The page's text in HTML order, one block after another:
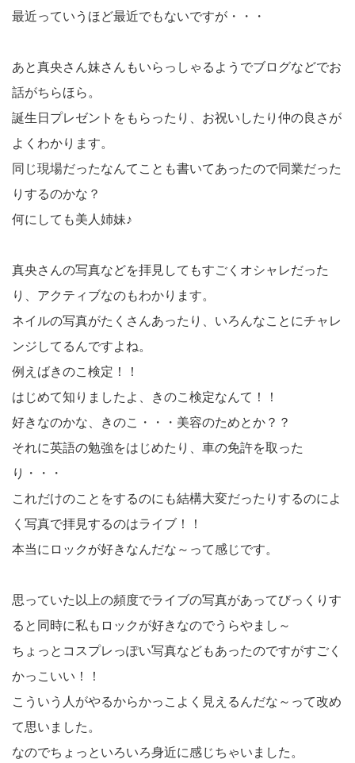
最近っていうほど最近でもないですが・・・
あと真央さん妹さんもいらっしゃるようでブログなどでお
話がちらほら。
誕生日プレゼントをもらったり、お祝いしたり仲の良さが
よくわかります。
同じ現場だったなんてことも書いてあったので同業だった
りするのかな？
何にしても美人姉妹♪
真央さんの写真などを拝見してもすごくオシャレだった
り、アクティブなのもわかります。
ネイルの写真がたくさんあったり、いろんなことにチャレ
ンジしてるんですよね。
例えばきのこ検定！！
はじめて知りましたよ、きのこ検定なんて！！
好きなのかな、きのこ・・・美容のためとか？？
それに英語の勉強をはじめたり、車の免許を取った
り・・・
これだけのことをするのにも結構大変だったりするのによ
く写真で拝見するのはライブ！！
本当にロックが好きなんだな～って感じです。
思っていた以上の頻度でライブの写真があってびっくりす
ると同時に私もロックが好きなのでうらやまし～
ちょっとコスプレっぽい写真などもあったのですがすごく
かっこいい！！
こういう人がやるからかっこよく見えるんだな～って改め
て思いました。
なのでちょっといろいろ身近に感じちゃいました。